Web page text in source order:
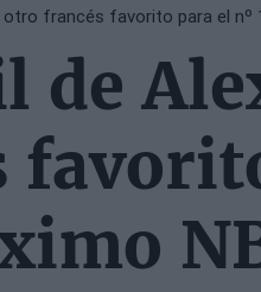
otro francés favorito para el
de